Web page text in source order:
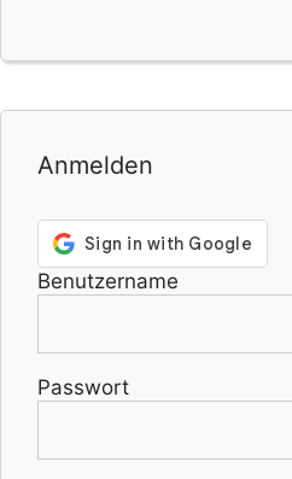
Anmelden
Benutzername
Passwort